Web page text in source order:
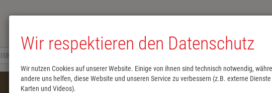
Wir respektieren den Datenschutz
Wir nutzen Cookies auf unserer Website. Einige von ihnen sind technisch notwendig,
andere uns helfen, diese Website und unseren Service zu verbessern (z.B. externe
Karten und Videos).
Hörbücher Kalender Alle Kategorien